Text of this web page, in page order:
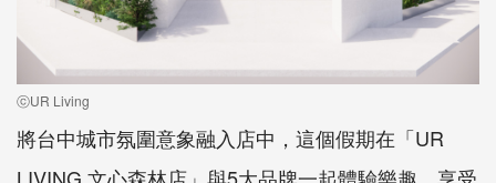
ⓒUR Living
將台中城市氛圍意象融入店中，這個假期在「UR